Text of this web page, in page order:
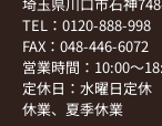
TEL：0120-888-998
FAX：048-446-6072
営業時間：10:00～
定休日：水曜日定休
休業、夏季休業